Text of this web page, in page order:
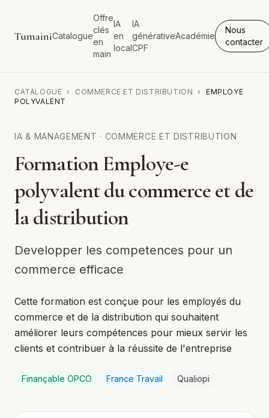
TumainiCatalogue
Offre
clés
en
main
IA
en
local
IA
générative
CPF
Académie
Nous
contacter
CATALOGUE › COMMERCE ET DISTRIBUTION ›
EMPLOYE
POLYVALENT
IA & MANAGEMENT · COMMERCE ET DISTRIBUTION
Formation Employe-e
polyvalent du commerce et de
la distribution
Developper les competences pour un
commerce efficace
Cette formation est conçue pour les employés du
commerce et de la distribution qui souhaitent
améliorer leurs compétences pour mieux servir les
clients et contribuer à la réussite de l'entreprise
Finançable OPCO France Travail Qualiopi